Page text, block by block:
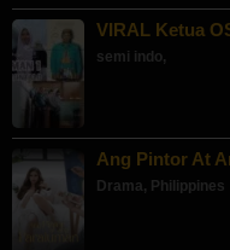
VIRAL Ketua
semi indo,
Ang Pintor At
Drama, Philippines